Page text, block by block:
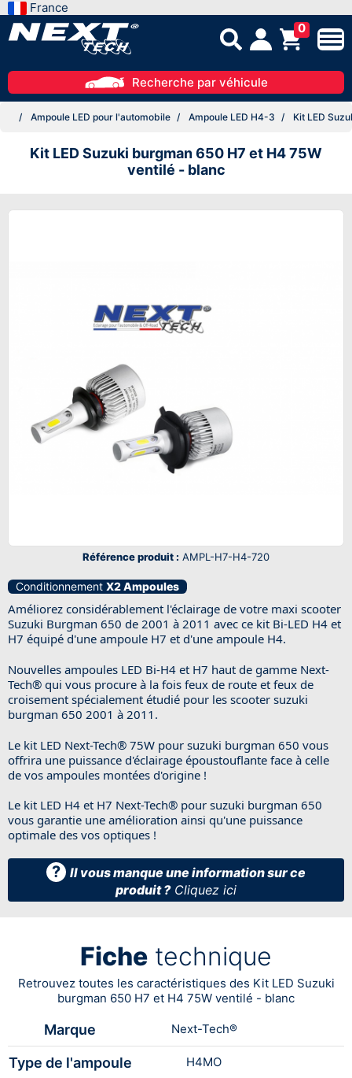
France
0
Recherche par véhicule
Ampoule LED pour l'automobile Ampoule LED H4-3 Kit LED
Kit LED Suzuki burgman 650 H7 et H4 75W
ventilé - blanc
Référence produit : AMPL-H7-H4-720
Conditionnement X2 Ampoules
Améliorez considérablement l'éclairage de votre maxi scooter
Suzuki Burgman 650 de 2001 à 2011 avec ce kit Bi-LED H4 et
H7 équipé d'une ampoule H7 et d'une ampoule H4.
Nouvelles ampoules LED Bi-H4 et H7 haut de gamme Next-
Tech® qui vous procure à la fois feux de route et feux de
croisement spécialement étudié pour les scooter suzuki
burgman 650 2001 à 2011.
Le kit LED Next-Tech® 75W pour suzuki burgman 650 vous
offrira une puissance d'éclairage époustouflante face à celle
de vos ampoules montées d'origine !
Le kit LED H4 et H7 Next-Tech® pour suzuki burgman 650
vous garantie une amélioration ainsi qu'une puissance
optimale des vos optiques !
? Il vous manque une information sur ce
produit ? Cliquez ici
Fiche technique
Retrouvez toutes les caractéristiques des Kit LED Suzuki
burgman 650 H7 et H4 75W ventilé - blanc
Marque Next-Tech®
Type de l'ampoule H4MO